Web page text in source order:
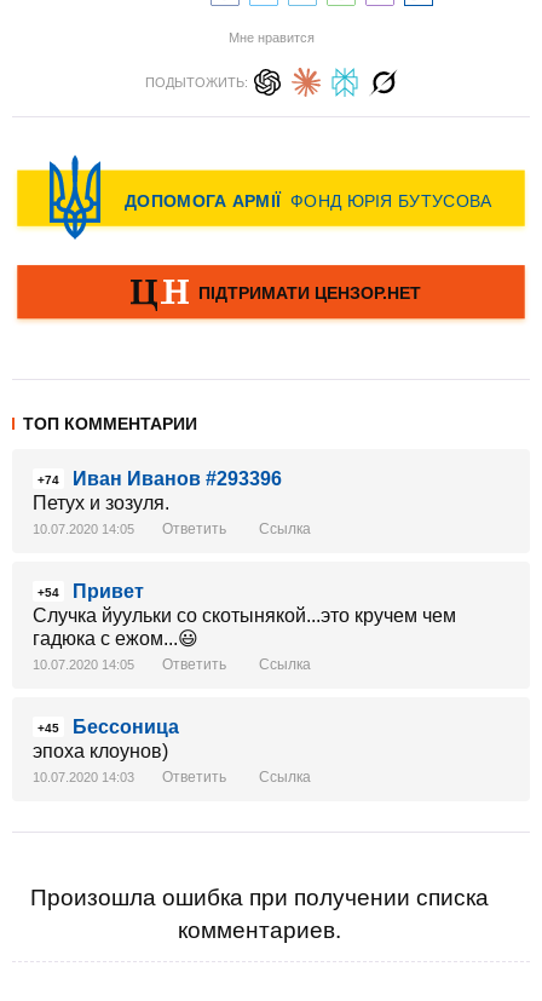
Мне нравится
ПОДЫТОЖИТЬ:
ТОП КОММЕНТАРИИ
+74
Иван Иванов #293396
Петух и зозуля.
10.07.2020 14:05 Ответить Ссылка
+54
Привет
Случка йуульки со скотынякой...это кручем чем
гадюка с ежом...😃
10.07.2020 14:05 Ответить Ссылка
+45
Бессоница
эпоха клоунов)
10.07.2020 14:03 Ответить Ссылка
Произошла ошибка при получении списка
комментариев.